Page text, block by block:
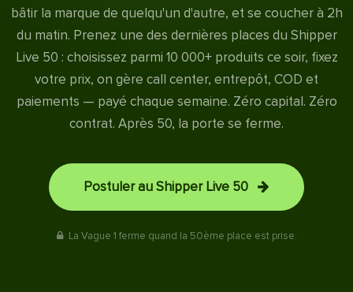
bâtir la marque de quelqu'un d'autre, et se coucher à 2h
du matin. Prenez une des dernières places du Shipper
Live 50 : choisissez parmi 10 000+ produits ce soir, fixez
votre prix, on gère call center, entrepôt, COD et
paiements — payé chaque semaine. Zéro capital. Zéro
contrat. Après 50, la porte se ferme.
Postuler au Shipper Live 50
La Vague 1 ferme quand la 50ème place est prise.